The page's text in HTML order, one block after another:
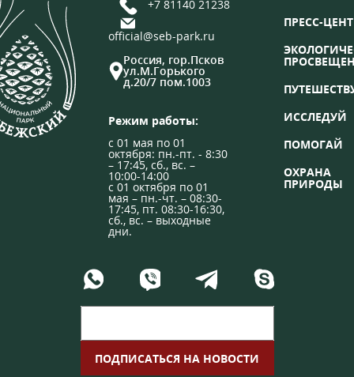
+7 81140 21238
official@seb-park.ru
Россия, гор.Псков
ул.М.Горького
д.20/7 пом.1003
Режим работы:
с 01 мая по 01
октября: пн.-пт. - 8:30
– 17:45, сб., вс. –
10:00-14:00
с 01 октября по 01
мая – пн.-чт. – 08:30-
17:45, пт. 08:30-16:30,
сб., вс. – выходные
дни.
ПРЕСС-
ИССЛЕДУЙ
ПОМОГАЙ
ОХРАНА
ПРИРОДЫ